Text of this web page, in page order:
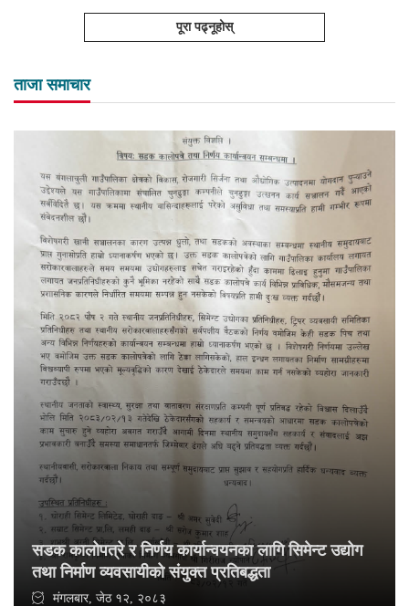
पूरा पढ्नूहोस्
ताजा समाचार
सडक कालोपत्रे र निर्णय कार्यान्वयनका लागि सिमेन्ट उद्योग
तथा निर्माण व्यवसायीको संयुक्त प्रतिबद्धता
मंगलबार, जेठ १२, २०८३